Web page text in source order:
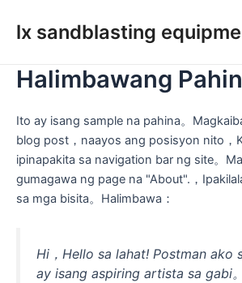
lx sandblasting
Halimbawang
Ito ay isang sample na pahina。
blog post，naayos ang posisyon nito，
ipinapakita sa navigation bar ng site。
gumagawa ng page na "About".，
sa mga bisita。Halimbawa：
Hi，Hello sa lahat! Postman ako
ay isang aspiring artista sa gabi